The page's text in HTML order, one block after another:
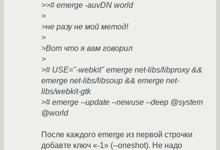
>># emerge -auvDN world
>
>не разу не мой метод!
>
>Вот что я вам говорил
>
># USE="-webkit" emerge net-libs/libproxy &&
emerge net-libs/libsoup && emerge net-
libs/webkit-gtk
># emerge --update --newuse --deep @system
@world
После каждого emerge из первой строчки
добавте ключ «-1» (--oneshot). Не надо